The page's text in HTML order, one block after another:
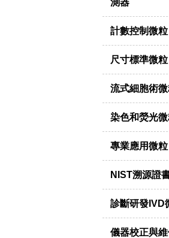
計數控制微粒
尺寸標準微粒
流式細胞術
染色和熒光
專業應用微粒
NIST溯源證
診斷研發IVD
儀器校正與